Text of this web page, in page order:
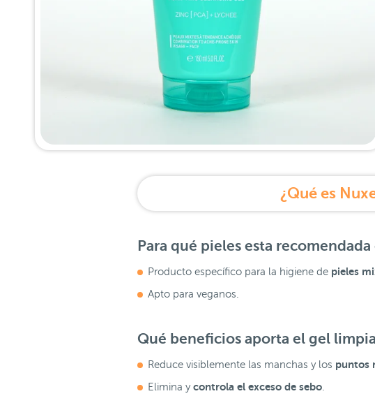
¿Qué es
Para qué pieles esta recomendada
Producto específico para la higiene de pieles
Apto para veganos.
Qué beneficios aporta el gel
Reduce visiblemente las manchas y los puntos
Elimina y controla el exceso de sebo